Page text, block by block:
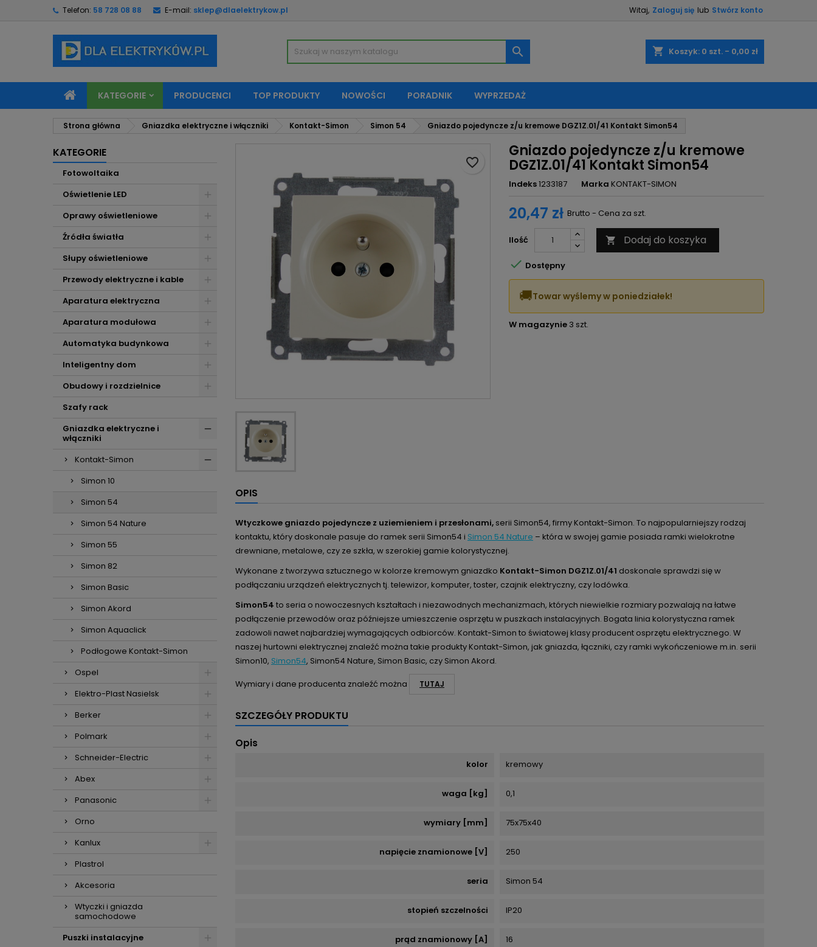
Telefon: 58 728 08 88 E-mail: sklep@dlaelektrykow.pl Witaj, Zaloguj się lub Stwórz konto
shopping_cart Koszyk: 0 szt. - 0,00 zł

KATEGORIE PRODUCENCI TOP PRODUKTY NOWOŚCI PORADNIK WYPRZEDAŻ
Strona główna Gniazdka elektryczne i włączniki Kontakt-Simon Simon 54 Gniazdo pojedyncze z/u kremowe DGZ1Z.01/41 Kontakt Simon54
KATEGORIE
Fotowoltaika
Oświetlenie LED
Oprawy oświetleniowe
Źródła światła
Słupy oświetleniowe
Przewody elektryczne i kable
Aparatura elektryczna
Aparatura modułowa
Automatyka budynkowa
Inteligentny dom
Obudowy i rozdzielnice
Szafy rack
Gniazdka elektryczne i
włączniki
Kontakt-Simon
Simon 10
Simon 54
Simon 54 Nature
Simon 55
Simon 82
Simon Basic
Simon Akord
Simon Aquaclick
Podłogowe Kontakt-Simon
Ospel
Elektro-Plast Nasielsk
Berker
Polmark
Schneider-Electric
Abex
Panasonic
Orno
Kanlux
Plastrol
Akcesoria
Wtyczki i gniazda
samochodowe
Puszki instalacyjne
Gniazdo pojedyncze z/u kremowe
DGZ1Z.01/41 Kontakt Simon54
Indeks1233187 Marka KONTAKT-SIMON
20,47 zł Brutto - Cena za szt.
Ilość  Dodaj do koszyka
favorite_border
 Dostępny
🚚Towar wyślemy w poniedziałek!
W magazynie 3 szt.
OPIS
Wtyczkowe gniazdo pojedyncze z uziemieniem i przesłonami, serii Simon54, firmy Kontakt-Simon. To najpopularniejszy rodzaj
kontaktu, który doskonale pasuje do ramek serii Simon54 i Simon 54 Nature – która w swojej gamie posiada ramki wielokrotne
drewniane, metalowe, czy ze szkła, w szerokiej gamie kolorystycznej.
Wykonane z tworzywa sztucznego w kolorze kremowym gniazdko Kontakt-Simon DGZ1Z.01/41 doskonale sprawdzi się w
podłączaniu urządzeń elektrycznych tj. telewizor, komputer, toster, czajnik elektryczny, czy lodówka.
Simon54 to seria o nowoczesnych kształtach i niezawodnych mechanizmach, których niewielkie rozmiary pozwalają na łatwe
podłączenie przewodów oraz późniejsze umieszczenie osprzętu w puszkach instalacyjnych. Bogata linia kolorystyczna ramek
zadowoli nawet najbardziej wymagających odbiorców. Kontakt-Simon to światowej klasy producent osprzętu elektrycznego. W
naszej hurtowni elektrycznej znaleźć można takie produkty Kontakt-Simon, jak gniazda, łączniki, czy ramki wykończeniowe m.in. serii
Simon10, Simon54, Simon54 Nature, Simon Basic, czy Simon Akord.
Wymiary i dane producenta znaleźć można
TUTAJ
SZCZEGÓŁY PRODUKTU
Opis
kolor kremowy
waga [kg] 0,1
wymiary [mm] 75x75x40
napięcie znamionowe [V] 250
seria Simon 54
stopień szczelności IP20
prąd znamionowy [A] 16
Moje listy życzeń
Utwórz nową listę
Utwórz listę życzeń
Utwórz listę życzeń
Zaloguj się
Musisz być zalogowany by zapisać produkty na swojej liście życzeń.